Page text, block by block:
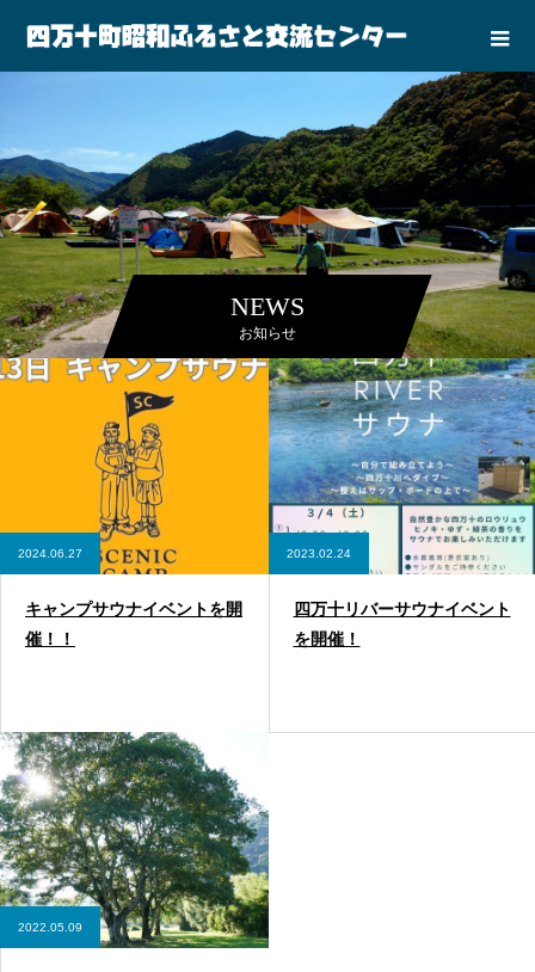
NEWS
お知らせ
2024.06.27
キャンプサウナイベントを開
催！！
2023.02.24
四万十リバーサウナイベント
を開催！
2022.05.09